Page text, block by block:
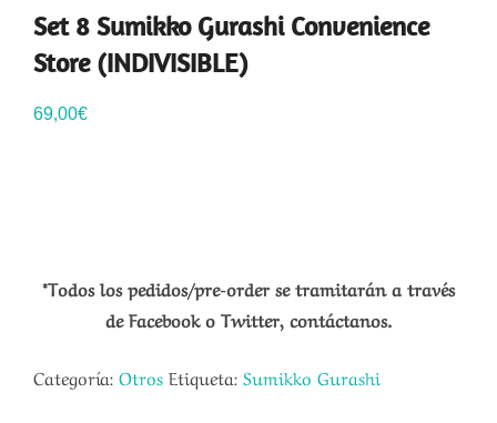
Set 8 Sumikko Gurashi Convenience
Store (INDIVISIBLE)
69,00€
*Todos los pedidos/pre-order se tramitarán a través
de Facebook o Twitter, contáctanos.
Categoría: Otros Etiqueta: Sumikko Gurashi